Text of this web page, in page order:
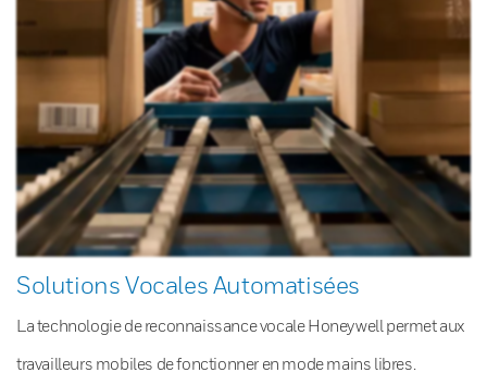
Solutions Vocales Automatisées
La technologie de reconnaissance vocale Honeywell permet aux
travailleurs mobiles de fonctionner en mode mains libres.